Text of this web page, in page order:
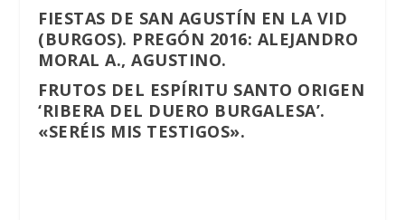
FIESTAS DE SAN AGUSTÍN EN LA VID
(BURGOS). PREGÓN 2016: ALEJANDRO
MORAL A., AGUSTINO.
FRUTOS DEL ESPÍRITU SANTO ORIGEN
‘RIBERA DEL DUERO BURGALESA’.
«SERÉIS MIS TESTIGOS».